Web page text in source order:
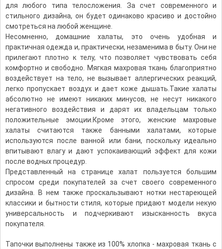
для любого типа телосложения. За счет современного и
стильного дизайна, он будет одинаково красиво и достойно
смотреться на любой женщине.
Несомненно, домашние халаты, это очень удобная и
практичная одежда и, практически, незаменима в быту. Они не
прилегают плотно к телу, что позволяет чувствовать себя
комфортно и свободно. Мягкая махровая ткань благоприятно
воздействует на тело, не вызывает аллергических реакций,
легко пропускает воздух и дает коже дышать.Такие халаты
абсолютно не имеют никаких минусов, не несут никакого
негативного воздействия и дарят их владельцам только
положительные эмоции.Кроме этого, женские махровые
халаты считаются также банными халатами, которые
используются после ванной или бани, поскольку идеально
впитывают влагу и дают успокаивающий эффект для кожи
после водных процедур.
Представленный на странице халат пользуется большим
спросом среди покупателей за счет своего современного
дизайна. В нем также проскальзывают нотки нестареющей
классики и бытности стиля, которые придают модели некую
универсальность и подчеркивают изысканность вкуса
покупателя.
Тапочки выполнены также из 100% хлопка - махровая ткань с